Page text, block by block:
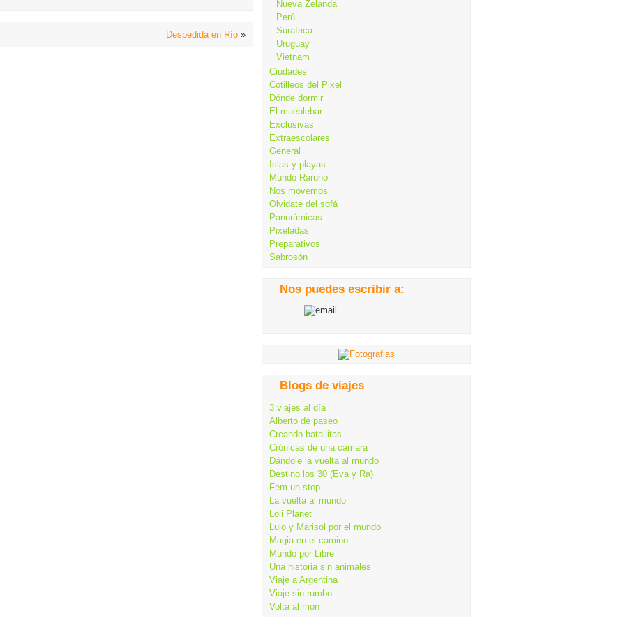
Despedida en Río »
Nueva Zelanda
Perú
Surafrica
Uruguay
Vietnam
Ciudades
Cotilleos del Pixel
Dónde dormir
El mueblebar
Exclusivas
Extraescolares
General
Islas y playas
Mundo Raruno
Nos movemos
Olvidate del sofá
Panorámicas
Pixeladas
Preparativos
Sabrosón
Nos puedes escribir a:
Blogs de viajes
3 viajes al día
Alberto de paseo
Creando batallitas
Crónicas de una cámara
Dándole la vuelta al mundo
Destino los 30 (Eva y Ra)
Fem un stop
La vuelta al mundo
Loli Planet
Lulo y Marisol por el mundo
Magia en el camino
Mundo por Libre
Una historia sin animales
Viaje a Argentina
Viaje sin rumbo
Volta al mon